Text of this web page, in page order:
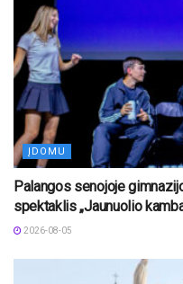
ĮDOMU
Palangos senojoje
spektaklis „Jaunuolio
2026-08-05